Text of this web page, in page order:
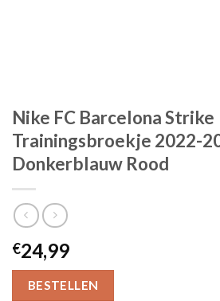
Nike FC Barcelona Strike
Trainingsbroekje 2022-
Donkerblauw Rood
€24,99
BESTELLEN